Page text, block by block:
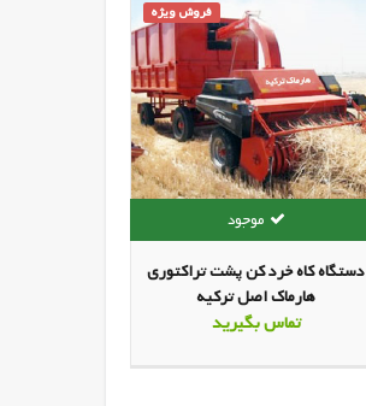
فروش ویژه
دستگاه کاه خرد کن پشت تراکتوری
هارماک اصل ترکیه
تماس بگیرید